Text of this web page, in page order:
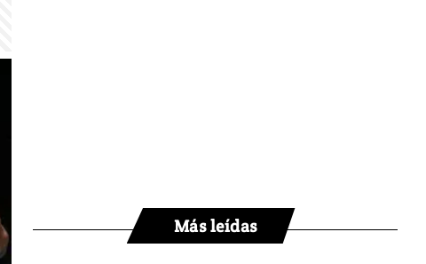
Más leídas